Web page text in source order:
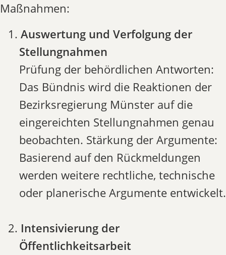
Maßnahmen:
Auswertung und Verfolgung der
Stellungnahmen
Prüfung der behördlichen Antworten:
Das Bündnis wird die Reaktionen der
Bezirksregierung Münster auf die
eingereichten Stellungnahmen genau
beobachten. Stärkung der Argumente:
Basierend auf den Rückmeldungen
werden weitere rechtliche, technische
oder planerische Argumente entwickelt.
Intensivierung der
Öffentlichkeitsarbeit